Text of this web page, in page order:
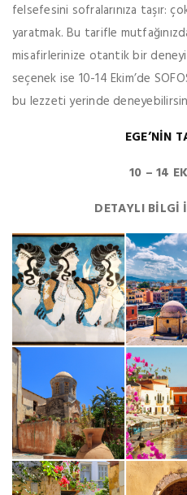
felsefesini sofralarınıza taşır:
yaratmak. Bu tarifle
misafirlerinize otantik bir
seçenek ise 10-14 Ekim’de
bu lezzeti yerinde
EGE’NİN
10 – 14
DETAYLI BİLGİ